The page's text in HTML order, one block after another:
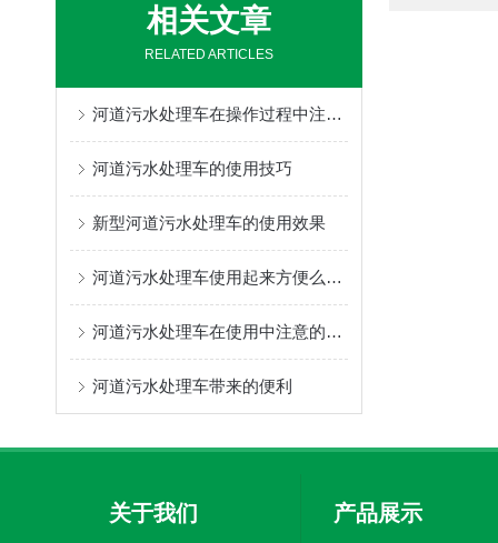
相关文章
RELATED ARTICLES
河道污水处理车在操作过程中注意的问题
河道污水处理车的使用技巧
新型河道污水处理车的使用效果
河道污水处理车使用起来方便么，如何延长使用寿命
河道污水处理车在使用中注意的问题
河道污水处理车带来的便利
关于我们 产品展示